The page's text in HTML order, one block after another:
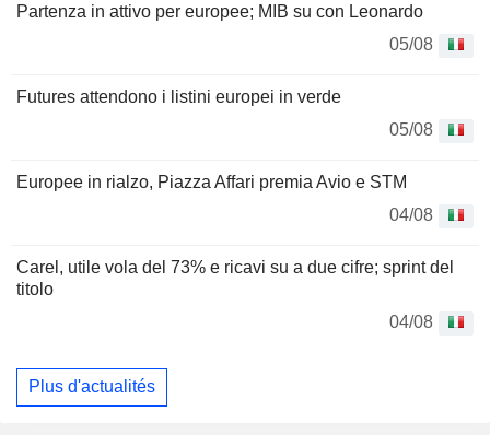
Partenza in attivo per europee; MIB su con Leonardo
05/08
Futures attendono i listini europei in verde
05/08
Europee in rialzo, Piazza Affari premia Avio e STM
04/08
Carel, utile vola del 73% e ricavi su a due cifre; sprint del
titolo
04/08
Plus d'actualités